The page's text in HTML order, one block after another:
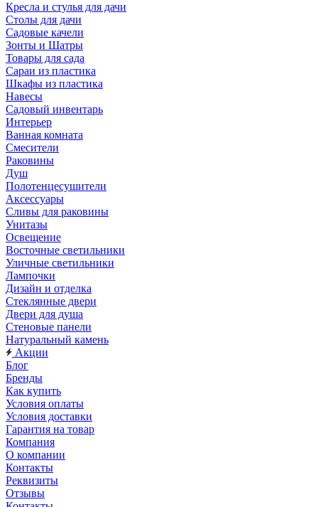
Кресла и стулья для дачи
Столы для дачи
Садовые качели
Зонты и Шатры
Товары для сада
Сараи из пластика
Шкафы из пластика
Навесы
Садовый инвентарь
Интерьер
Ванная комната
Смесители
Раковины
Душ
Полотенцесушители
Аксессуары
Сливы для раковины
Унитазы
Освещение
Восточные светильники
Уличные светильники
Лампочки
Дизайн и отделка
Стеклянные двери
Двери для душа
Стеновые панели
Натуральный камень
Акции
Блог
Бренды
Как купить
Условия оплаты
Условия доставки
Гарантия на товар
Компания
О компании
Контакты
Реквизиты
Отзывы